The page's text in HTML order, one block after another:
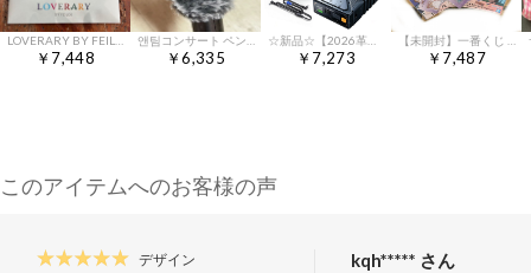
￥7,448 ￥6,335 ￥7,273 ￥7,487
このアイテムへのお客様の声
デザイン
kqh***** さん